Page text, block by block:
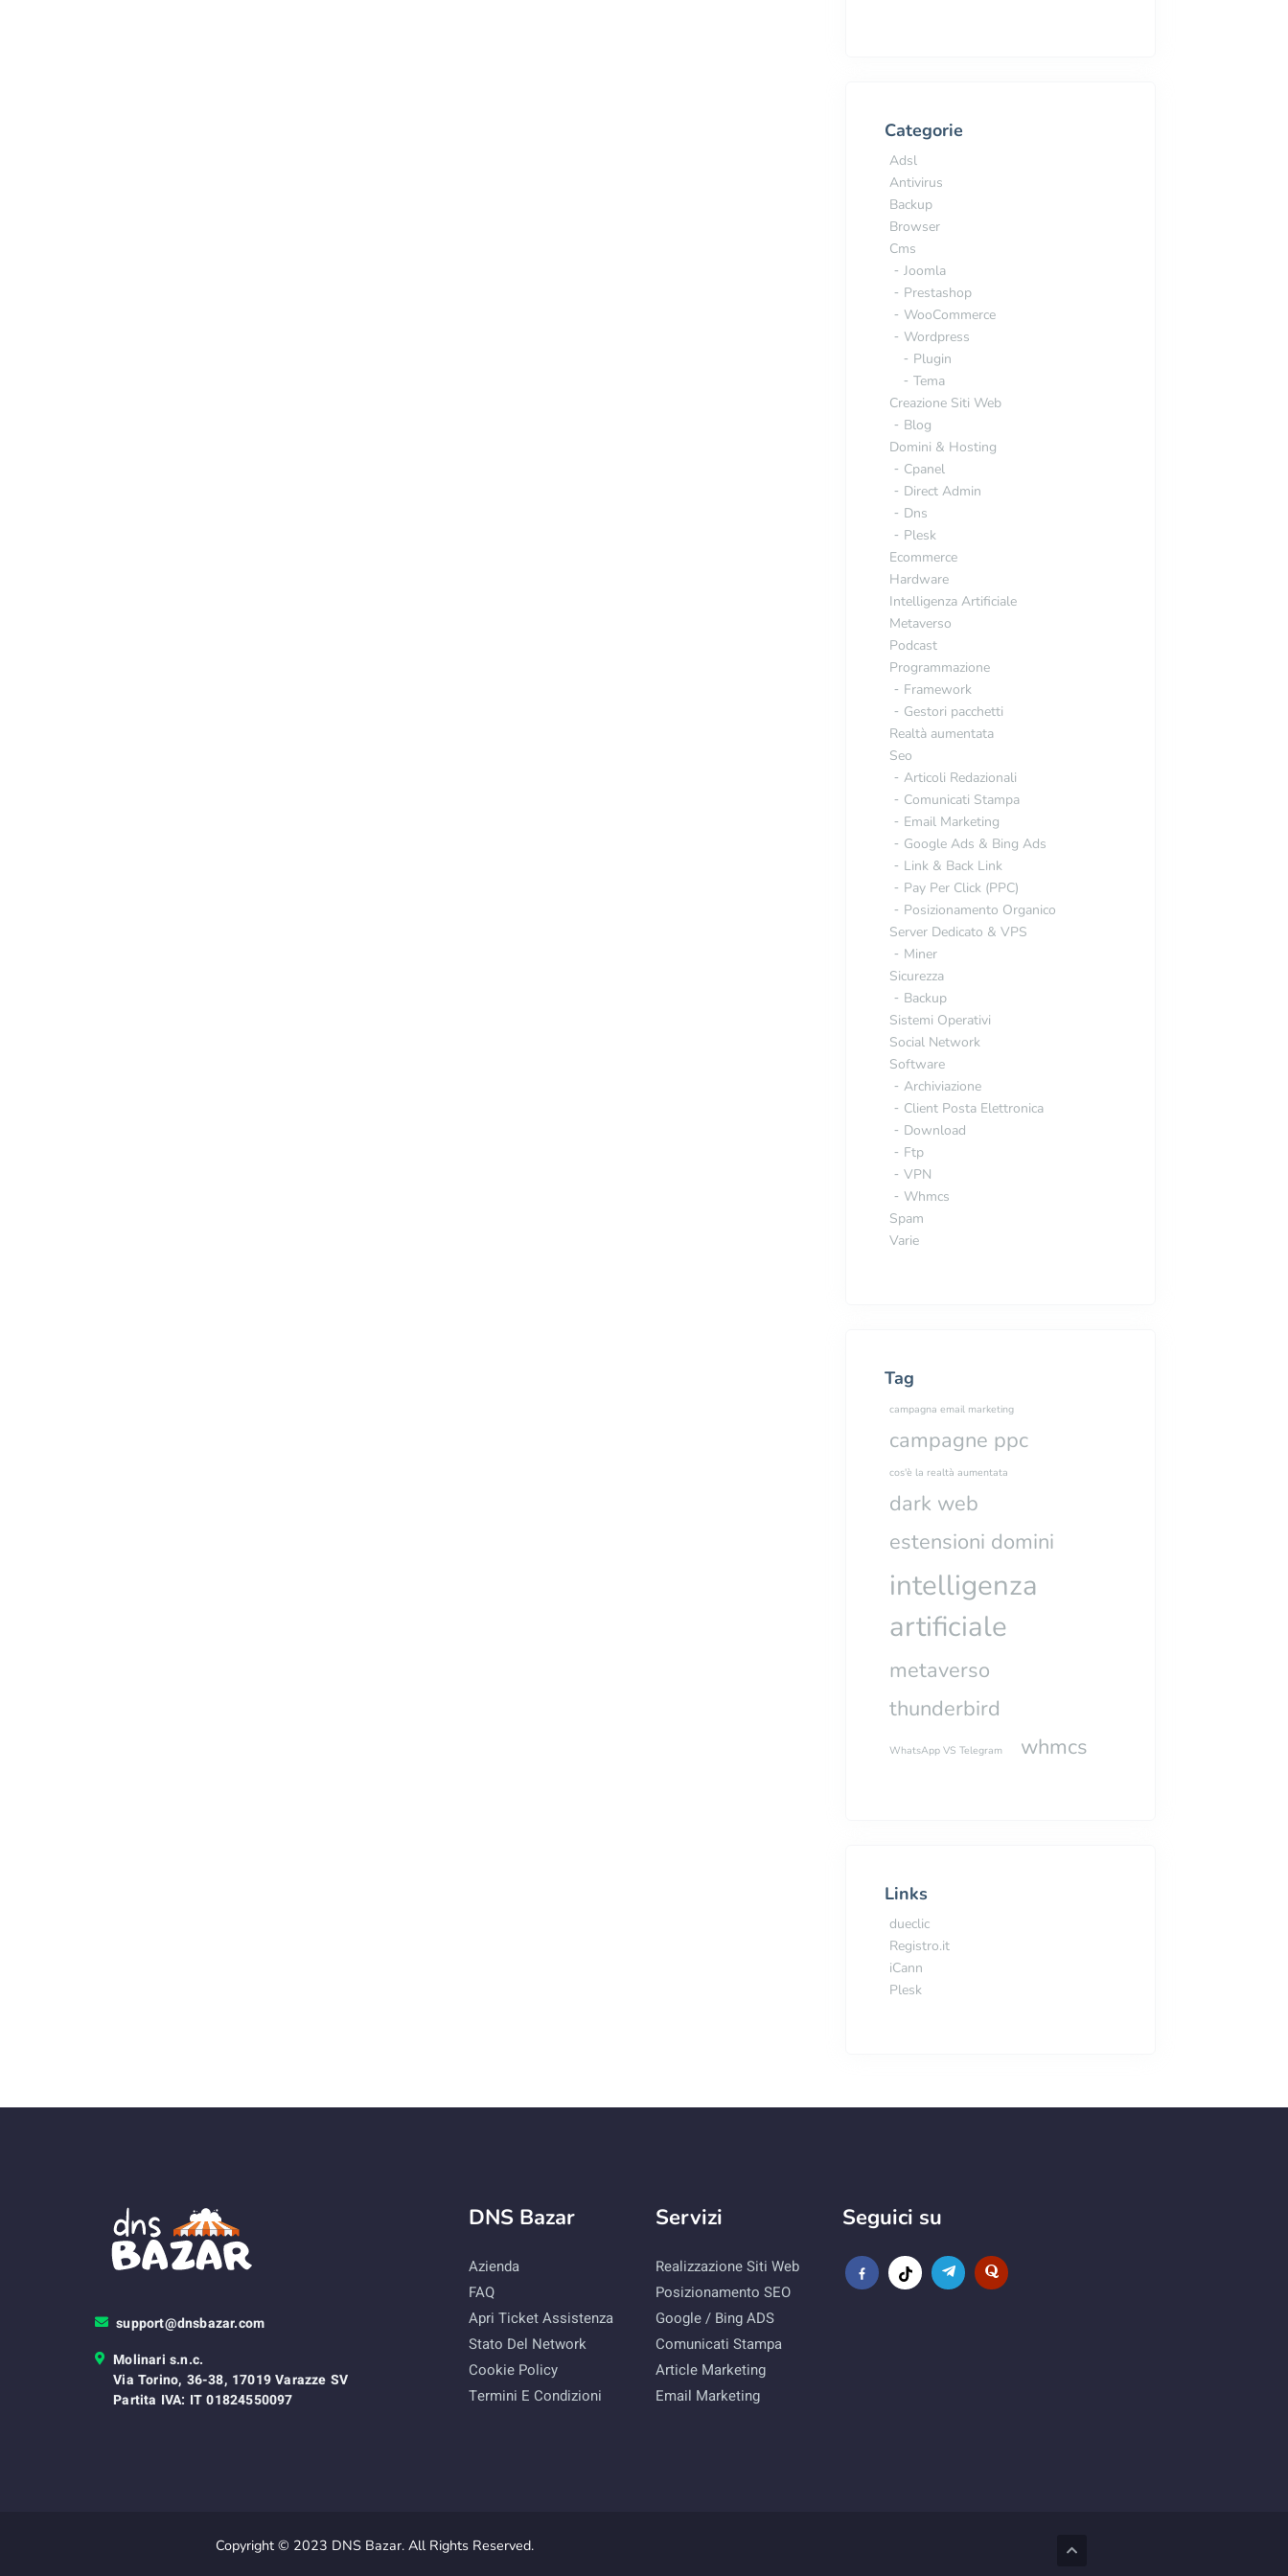
Categorie
Adsl
Antivirus
Backup
Browser
Cms
Joomla
Prestashop
WooCommerce
Wordpress
Plugin
Tema
Creazione Siti Web
Blog
Domini & Hosting
Cpanel
Direct Admin
Dns
Plesk
Ecommerce
Hardware
Intelligenza Artificiale
Metaverso
Podcast
Programmazione
Framework
Gestori pacchetti
Realtà aumentata
Seo
Articoli Redazionali
Comunicati Stampa
Email Marketing
Google Ads & Bing Ads
Link & Back Link
Pay Per Click (PPC)
Posizionamento Organico
Server Dedicato & VPS
Miner
Sicurezza
Backup
Sistemi Operativi
Social Network
Software
Archiviazione
Client Posta Elettronica
Download
Ftp
VPN
Whmcs
Spam
Varie
Tag
campagna email marketing
campagne ppc
cos'è la realtà aumentata
dark web
estensioni domini
intelligenza
artificiale
metaverso
thunderbird
WhatsApp VS Telegram whmcs
Links
dueclic
Registro.it
iCann
Plesk
support@dnsbazar.com
Molinari s.n.c.
Via Torino, 36-38, 17019 Varazze SV
Partita IVA: IT 01824550097
DNS Bazar
Azienda
FAQ
Apri Ticket Assistenza
Stato Del Network
Cookie Policy
Termini E Condizioni
Servizi
Realizzazione Siti Web
Posizionamento SEO
Google / Bing ADS
Comunicati Stampa
Article Marketing
Email Marketing
Seguici su
Copyright © 2023 DNS Bazar. All Rights Reserved.